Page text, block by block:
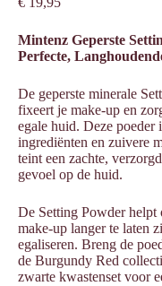
Mintenz Geperste
Perfecte,
De geperste minerale
fixeert je make-up en
egale huid. Deze poeder
ingrediënten en zuivere
teint een zachte,
gevoel op de huid.
De Setting Powder helpt
make-up langer te laten
egaliseren. Breng de
de Burgundy Red
zwarte kwastenset voor